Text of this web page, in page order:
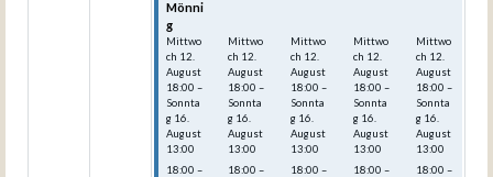
Mönni
g
Mittwo
ch 12.
August
18:00 –
Sonnta
g 16.
August
13:00
18:00 –
Mittwo
ch 12.
August
18:00 –
Sonnta
g 16.
August
13:00
18:00 –
Mittwo
ch 12.
August
18:00 –
Sonnta
g 16.
August
13:00
18:00 –
Mittwo
ch 12.
August
18:00 –
Sonnta
g 16.
August
13:00
18:00 –
Mittwo
ch 12.
August
18:00 –
Sonnta
g 16.
August
13:00
18:00 –